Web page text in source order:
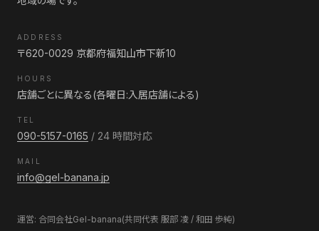
ADDRESS
〒620-0029 京都府福知山市下新10
HOURS
店舗ごとに異なる(各曜日:入居店舗による)
TEL
090-5157-0165 / 24 時間対応
MAIL
info@gel-banana.jp
運営: 合同会社Gel-banana(共同代表 服部 凌 / 和田 歩純)